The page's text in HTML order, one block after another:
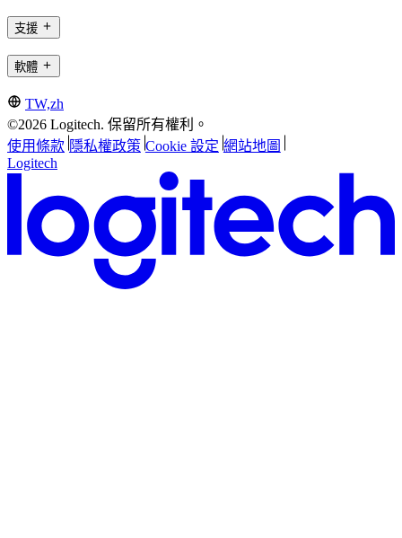
支援
軟體
TW,zh
©2026 Logitech. 保留所有權利。
使用條款 隱私權政策 Cookie 設定 網站地圖
Logitech